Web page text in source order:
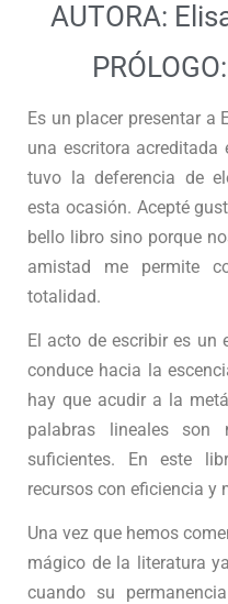
AUTORA:
Es un placer presentar a
una escritora
tuvo la deferencia de
esta ocasión. Acepté
bello libro sino porque
amistad me permite
totalidad.
El acto de escribir es un
conduce hacia la
hay que acudir a la
palabras lineales son
suficientes. En este
recursos con eficiencia y
Una vez que hemos
mágico de la literatura
cuando su